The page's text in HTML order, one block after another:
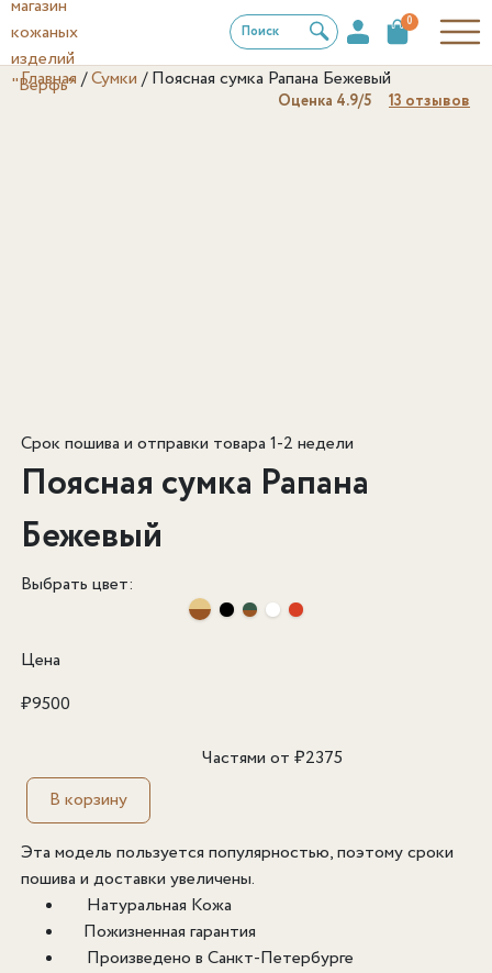
Поиск
0
Главная /Сумки /Поясная сумка Рапана Бежевый
Оценка 4.9/5 13отзывов
Срок пошива и отправки товара 1-2 недели
Поясная сумка Рапана
Бежевый
Выбрать цвет:
Цена
₽9500
Частями от ₽2375
В корзину
Эта модель пользуется популярностью, поэтому сроки
пошива и доставки увеличены.
Натуральная Кожа
Пожизненная гарантия
Произведено в Санкт-Петербурге